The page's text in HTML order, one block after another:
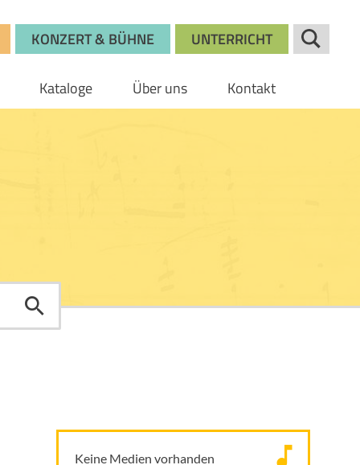
KONZERT & BÜHNE UNTERRICHT
Kataloge Über uns Kontakt
Keine Medien vorhanden